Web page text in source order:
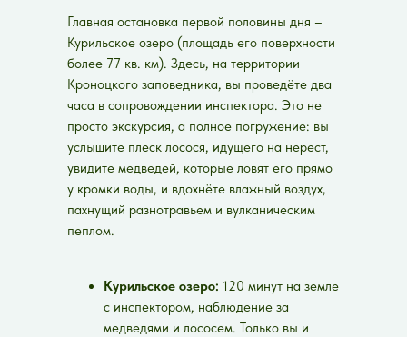
Главная остановка первой половины дня –
Курильское озеро (площадь его поверхности
более 77 кв. км). Здесь, на территории
Кроноцкого заповедника, вы проведёте два
часа в сопровождении инспектора. Это не
просто экскурсия, а полное погружение: вы
услышите плеск лосося, идущего на нерест,
увидите медведей, которые ловят его прямо
у кромки воды, и вдохнёте влажный воздух,
пахнущий разнотравьем и вулканическим
пеплом.
Курильское озеро: 120 минут на земле
с инспектором, наблюдение за
медведями и лососем. Только вы и